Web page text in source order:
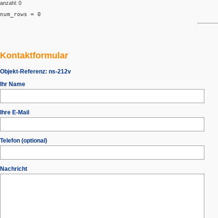
anzahl: 0
num_rows = 0
Kontaktformular
Objekt-Referenz: ns-212v
Ihr Name
Ihre E-Mail
Telefon (optional)
Nachricht